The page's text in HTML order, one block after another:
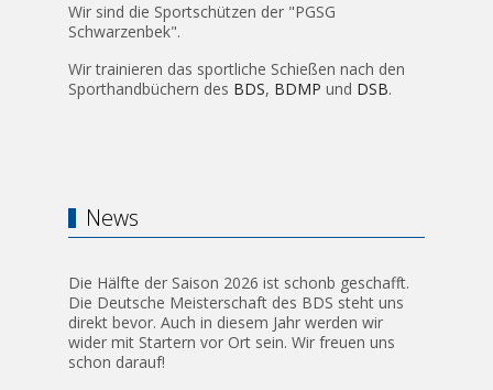
Wir sind die Sportschützen der "PGSG
Schwarzenbek".
Wir trainieren das sportliche Schießen nach den
Sporthandbüchern des BDS, BDMP und DSB.
News
Die Hälfte der Saison 2026 ist schonb geschafft.
Die Deutsche Meisterschaft des BDS steht uns
direkt bevor. Auch in diesem Jahr werden wir
wider mit Startern vor Ort sein. Wir freuen uns
schon darauf!